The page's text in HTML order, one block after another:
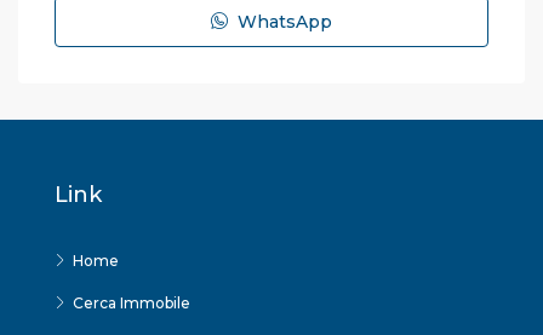
WhatsApp
Link
Home
Cerca Immobile